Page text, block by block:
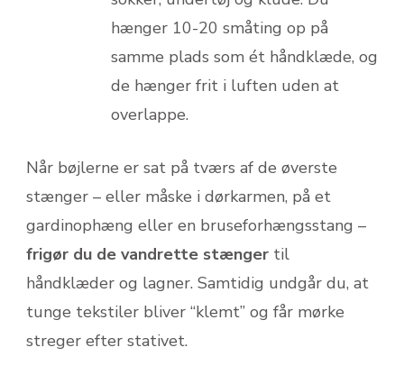
hænger 10-20 småting op på
samme plads som ét håndklæde, og
de hænger frit i luften uden at
overlappe.
Når bøjlerne er sat på tværs af de øverste
stænger – eller måske i dørkarmen, på et
gardinophæng eller en bruseforhængsstang –
frigør du de vandrette stænger til
håndklæder og lagner. Samtidig undgår du, at
tunge tekstiler bliver “klemt” og får mørke
streger efter stativet.